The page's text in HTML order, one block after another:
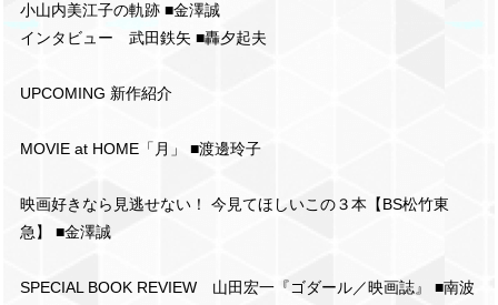
小山内美江子の軌跡 ■金澤誠
インタビュー 武田鉄矢 ■轟夕起夫
UPCOMING 新作紹介
MOVIE at HOME「月」 ■渡邊玲子
映画好きなら見逃せない！ 今見てほしいこの３本【BS松竹東
急】 ■金澤誠
SPECIAL BOOK REVIEW 山田宏一『ゴダール／映画誌』 ■南波